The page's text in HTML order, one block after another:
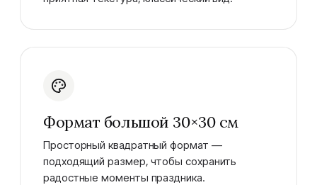
Формат большой 30×30 см
Просторный квадратный формат —
подходящий размер, чтобы сохранить
радостные моменты праздника.